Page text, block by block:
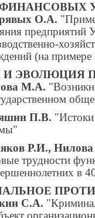
ФИНАНСОВЫХ
О.А.
(на
И ЭВОЛЮЦИЯ
М.А.
П.В.
Р.И.,
трудности
в
С.А.